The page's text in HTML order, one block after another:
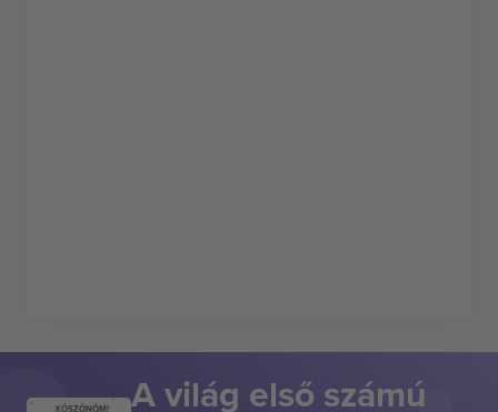
KÖSZÖNÖM! A világ első számú